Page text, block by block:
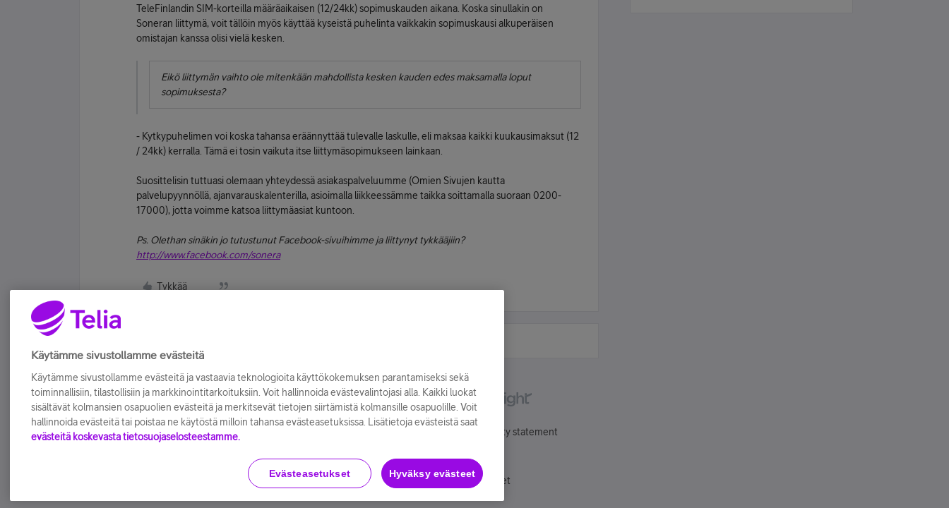
TeleFinlandin SIM-korteilla määräaikaisen (12/24kk) sopimuskauden aikana. Koska sinullakin on
Soneran liittymä, voit tällöin myös käyttää kyseistä puhelinta vaikkakin sopimuskausi alkuperäisen
omistajan kanssa olisi vielä kesken.
Eikö liittymän vaihto ole mitenkään mahdollista kesken kauden edes maksamalla loput
sopimuksesta?
- Kytkypuhelimen voi koska tahansa eräännyttää tulevalle laskulle, eli maksaa kaikki kuukausimaksut (12
/ 24kk) kerralla. Tämä ei tosin vaikuta itse liittymäsopimukseen lainkaan.
Suosittelisin tuttuasi olemaan yhteydessä asiakaspalveluumme (Omien Sivujen kautta
palvelupyynnöllä, ajanvarauskalenterilla, asioimalla liikkeessämme taikka soittamalla suoraan 0200-
17000), jotta voimme katsoa liittymäasiat kuntoon.
Ps. Olethan sinäkin jo tutustunut Facebook-sivuihimme ja liittynyt tykkääjiin?
http://www.facebook.com/sonera
Tykkää
Accessibility statement
Evästeasetukset
Käytämme sivustollamme evästeitä
Käytämme sivustollamme evästeitä ja vastaavia teknologioita käyttökokemuksen parantamiseksi sekä
toiminnallisiin, tilastollisiin ja markkinointitarkoituksiin. Voit hallinnoida evästevalintojasi alla. Kaikki luokat
sisältävät kolmansien osapuolien evästeitä ja merkitsevät tietojen siirtämistä kolmansille osapuolille. Voit
hallinnoida evästeitä tai poistaa ne käytöstä milloin tahansa evästeasetuksissa. Lisätietoja evästeistä saat
evästeitä koskevasta tietosuojaselosteestamme.
Evästeasetukset Hyväksy evästeet